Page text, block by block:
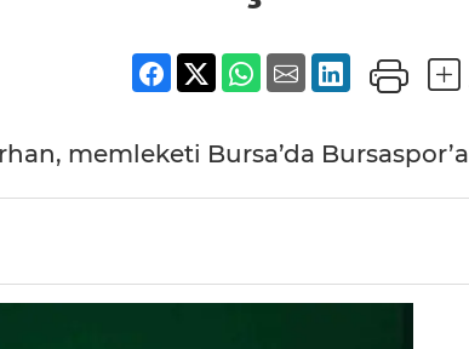
memleketi Bursa’da Bursaspor’a